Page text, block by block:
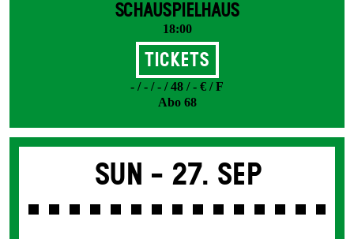
SCHAUSPIELHAUS
18:00
Tickets
- / - / - / 48 / - € / F
Abo 68
Sun - 27. Sep